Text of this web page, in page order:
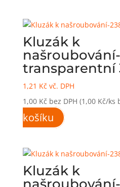
Kluzák k
transparentní
1,21 Kč vč. DPH
1,00 Kč bez DPH (1,00 Kč/ks
košíku
Kluzák k